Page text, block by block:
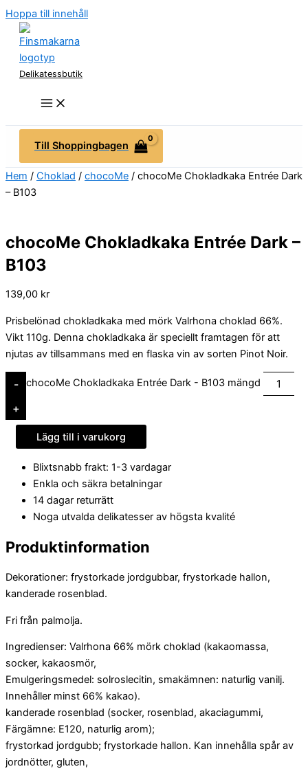
Hoppa till innehåll
Delikatessbutik
Till Shoppingbagen
Hem / Choklad / chocoMe / chocoMe Chokladkaka Entrée Dark
– B103
chocoMe Chokladkaka Entrée Dark –
B103
139,00 kr
Prisbelönad chokladkaka med mörk Valrhona choklad 66%.
Vikt 110g. Denna chokladkaka är speciellt framtagen för att
njutas av tillsammans med en flaska vin av sorten Pinot Noir.
- chocoMe Chokladkaka Entrée Dark - B103 mängd
+
Lägg till i varukorg
Blixtsnabb frakt: 1-3 vardagar
Enkla och säkra betalningar
14 dagar returrätt
Noga utvalda delikatesser av högsta kvalité
Produktinformation
Dekorationer: frystorkade jordgubbar, frystorkade hallon,
kanderade rosenblad.
Fri från palmolja.
Ingredienser: Valrhona 66% mörk choklad (kakaomassa,
socker, kakaosmör,
Emulgeringsmedel: solroslecitin, smakämnen: naturlig vanilj.
Innehåller minst 66% kakao).
kanderade rosenblad (socker, rosenblad, akaciagummi,
Färgämne: E120, naturlig arom);
frystorkad jordgubb; frystorkade hallon. Kan innehålla spår av
jordnötter, gluten,